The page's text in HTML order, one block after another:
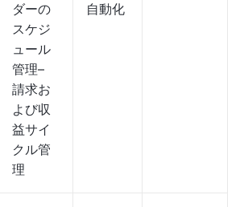
ダーの
スケジ
ュール
管理–
請求お
よび収
益サイ
クル管
理
自動化